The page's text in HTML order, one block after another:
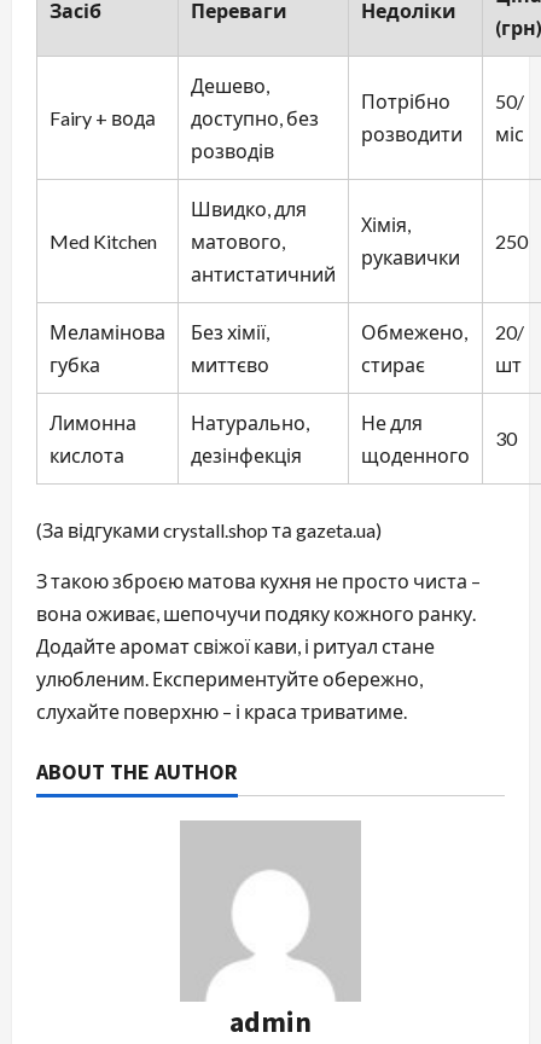
Засіб Переваги Недоліки
(грн)
Fairy + вода
Дешево,
доступно, без
розводів
Потрібно
розводити
50/
міс
Med Kitchen
Швидко, для
матового,
антистатичний
Хімія,
рукавички
250
Меламінова
губка
Без хімії,
миттєво
Обмежено,
стирає
20/
шт
Лимонна
кислота
Натурально,
дезінфекція
Не для
щоденного
30
(За відгуками crystall.shop та gazeta.ua)
З такою зброєю матова кухня не просто чиста –
вона оживає, шепочучи подяку кожного ранку.
Додайте аромат свіжої кави, і ритуал стане
улюбленим. Експериментуйте обережно,
слухайте поверхню – і краса триватиме.
ABOUT THE AUTHOR
admin